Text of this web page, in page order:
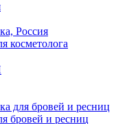
Россия
косметолога
для бровей и ресниц
бровей и ресниц